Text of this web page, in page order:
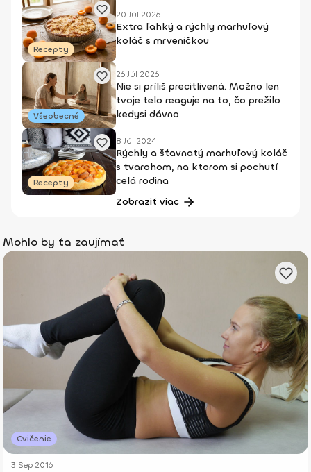
Recepty
20 Júl 2026
Extra ľahký a rýchly marhuľový
koláč s mrveničkou
Všeobecné
26 Júl 2026
Nie si príliš precitlivená. Možno len
tvoje telo reaguje na to, čo prežilo
kedysi dávno
Recepty
8 Júl 2024
Rýchly a šťavnatý marhuľový koláč
s tvarohom, na ktorom si pochutí
celá rodina
Zobraziť viac
Mohlo by ťa zaujímať
Cvičenie
3 Sep 2016